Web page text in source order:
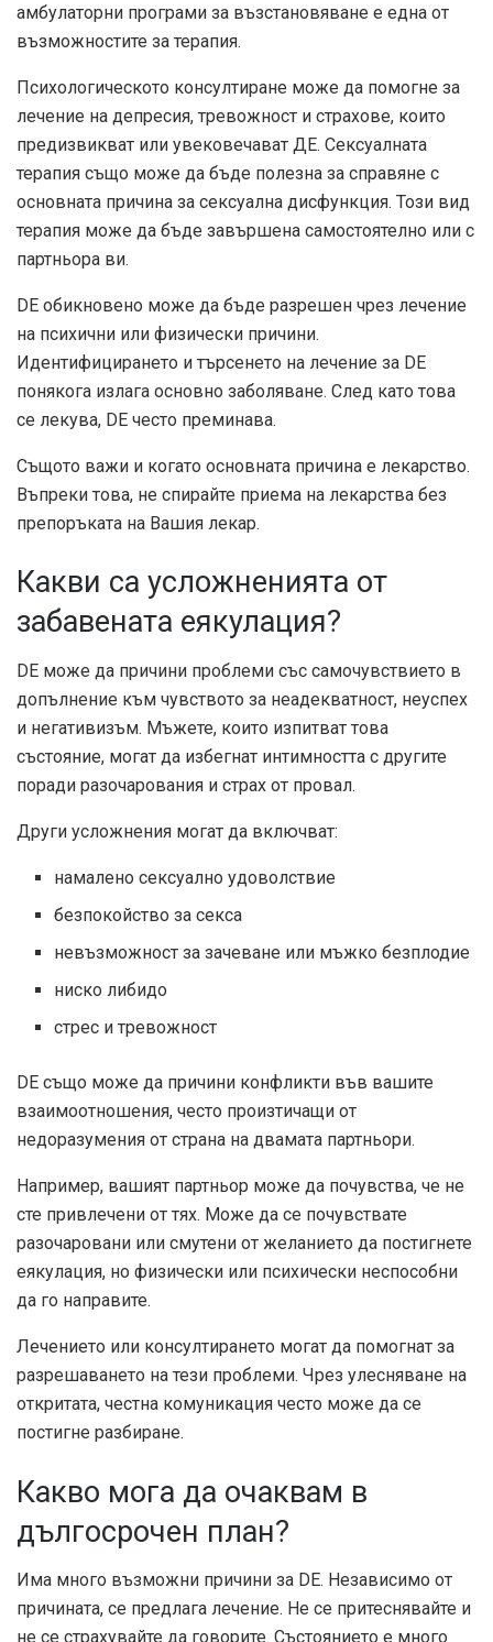
амбулаторни програми за възстановяване е една от
възможностите за терапия.
Психологическото консултиране може да помогне за
лечение на депресия, тревожност и страхове, които
предизвикват или увековечават ДЕ. Сексуалната
терапия също може да бъде полезна за справяне с
основната причина за сексуална дисфункция. Този вид
терапия може да бъде завършена самостоятелно или с
партньора ви.
DE обикновено може да бъде разрешен чрез лечение
на психични или физически причини.
Идентифицирането и търсенето на лечение за DE
понякога излага основно заболяване. След като това
се лекува, DE често преминава.
Същото важи и когато основната причина е лекарство.
Въпреки това, не спирайте приема на лекарства без
препоръката на Вашия лекар.
Какви са усложненията от
забавената еякулация?
DE може да причини проблеми със самочувствието в
допълнение към чувството за неадекватност, неуспех
и негативизъм. Мъжете, които изпитват това
състояние, могат да избегнат интимността с другите
поради разочарования и страх от провал.
Други усложнения могат да включват:
намалено сексуално удоволствие
безпокойство за секса
невъзможност за зачеване или мъжко безплодие
ниско либидо
стрес и тревожност
DE също може да причини конфликти във вашите
взаимоотношения, често произтичащи от
недоразумения от страна на двамата партньори.
Например, вашият партньор може да почувства, че не
сте привлечени от тях. Може да се почувствате
разочаровани или смутени от желанието да постигнете
еякулация, но физически или психически неспособни
да го направите.
Лечението или консултирането могат да помогнат за
разрешаването на тези проблеми. Чрез улесняване на
откритата, честна комуникация често може да се
постигне разбиране.
Какво мога да очаквам в
дългосрочен план?
Има много възможни причини за DE. Независимо от
причината, се предлага лечение. Не се притеснявайте и
не се страхувайте да говорите. Състоянието е много